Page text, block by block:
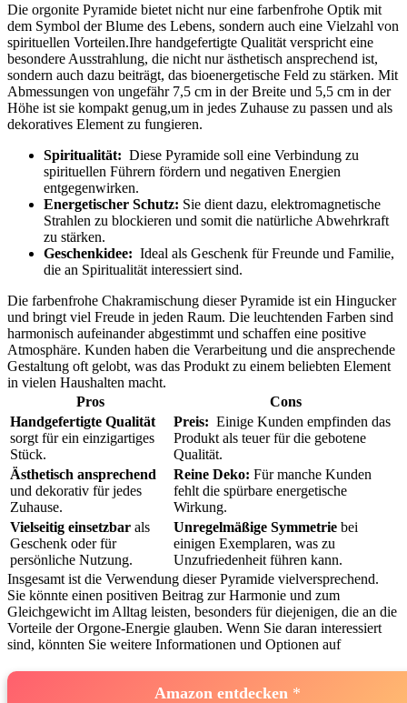
Die orgonite Pyramide bietet nicht nur eine farbenfrohe Optik mit
dem Symbol⁢ der Blume des Lebens, sondern auch eine Vielzahl von
spirituellen Vorteilen.Ihre handgefertigte Qualität verspricht eine
besondere Ausstrahlung, die nicht ​nur ästhetisch ansprechend ist,
sondern auch dazu beiträgt,⁢ das bioenergetische Feld zu stärken. Mit
Abmessungen von ungefähr 7,5 ⁢cm ‌in der Breite und 5,5⁢ cm in der
Höhe ist sie kompakt genug,um in jedes Zuhause zu ⁤passen ‌und als
⁢dekoratives‍ Element zu ​fungieren.
Spiritualität: ⁢ Diese Pyramide soll eine Verbindung ​zu
spirituellen Führern fördern und negativen Energien
entgegenwirken.
Energetischer Schutz: Sie dient dazu, elektromagnetische
Strahlen zu⁢ blockieren und somit die natürliche Abwehrkraft
⁢zu stärken.
Geschenkidee: ‍ Ideal als Geschenk für Freunde und Familie,
die‍ an Spiritualität interessiert sind.
Die farbenfrohe Chakramischung dieser Pyramide ist ein​ Hingucker
und bringt viel Freude in jeden Raum. Die leuchtenden Farben sind
harmonisch aufeinander abgestimmt und schaffen eine positive
Atmosphäre. Kunden haben die Verarbeitung und die ansprechende
Gestaltung oft gelobt, was das Produkt zu‌ einem beliebten Element
in vielen Haushalten ‌macht.
Pros
Cons
Handgefertigte Qualität
sorgt für ein einzigartiges
Stück.
Preis: ⁣ Einige Kunden empfinden das
Produkt als teuer für die ⁤gebotene
Qualität.
Ästhetisch ansprechend
und ⁤dekorativ für jedes⁣
Zuhause.
Reine Deko: Für manche Kunden
fehlt ⁢die spürbare energetische
Wirkung.
Vielseitig einsetzbar als
Geschenk oder für
persönliche Nutzung.
Unregelmäßige Symmetrie bei
‌einigen Exemplaren, was zu
Unzufriedenheit führen ‍kann.
Insgesamt ist‌ die Verwendung ‍dieser Pyramide vielversprechend.
Sie könnte einen positiven Beitrag zur Harmonie und zum
Gleichgewicht‌ im⁤ Alltag leisten, besonders für diejenigen, die an die
Vorteile der Orgone-Energie glauben. Wenn Sie daran ⁢interessiert
sind, könnten ⁣Sie weitere Informationen und Optionen‍ auf
Amazon‍ entdecken